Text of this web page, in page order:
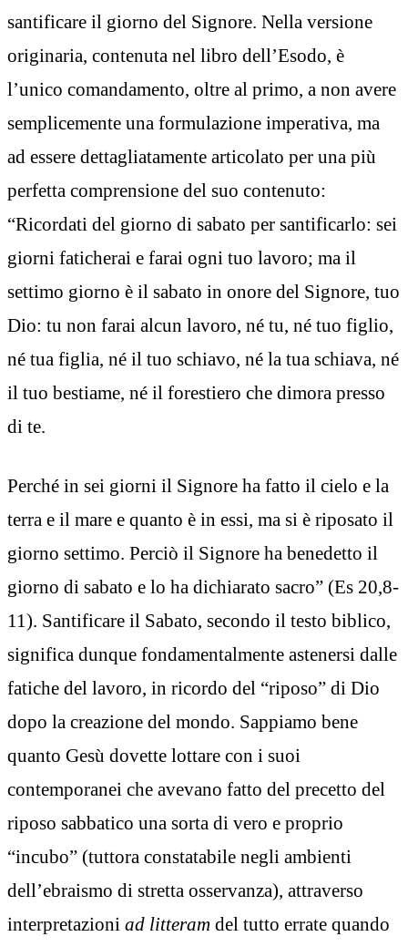
santificare il giorno del Signore. Nella versione
originaria, contenuta nel libro dell’Esodo, è
l’unico comandamento, oltre al primo, a non avere
semplicemente una formulazione imperativa, ma
ad essere dettagliatamente articolato per una più
perfetta comprensione del suo contenuto:
“Ricordati del giorno di sabato per santificarlo: sei
giorni faticherai e farai ogni tuo lavoro; ma il
settimo giorno è il sabato in onore del Signore, tuo
Dio: tu non farai alcun lavoro, né tu, né tuo figlio,
né tua figlia, né il tuo schiavo, né la tua schiava, né
il tuo bestiame, né il forestiero che dimora presso
di te.
Perché in sei giorni il Signore ha fatto il cielo e la
terra e il mare e quanto è in essi, ma si è riposato il
giorno settimo. Perciò il Signore ha benedetto il
giorno di sabato e lo ha dichiarato sacro” (Es 20,8-
11). Santificare il Sabato, secondo il testo biblico,
significa dunque fondamentalmente astenersi dalle
fatiche del lavoro, in ricordo del “riposo” di Dio
dopo la creazione del mondo. Sappiamo bene
quanto Gesù dovette lottare con i suoi
contemporanei che avevano fatto del precetto del
riposo sabbatico una sorta di vero e proprio
“incubo” (tuttora constatabile negli ambienti
dell’ebraismo di stretta osservanza), attraverso
interpretazioni ad litteram del tutto errate quando